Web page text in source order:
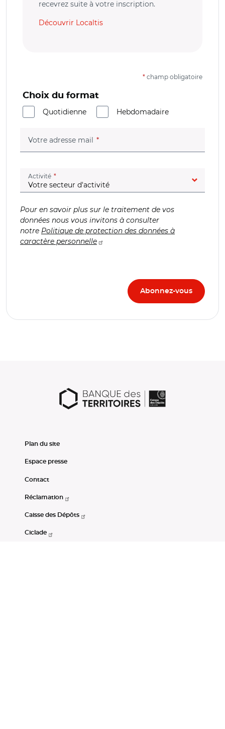
recevrez suite à votre inscription.
Découvrir Localtis
* champ obligatoire
Choix du format
Quotidienne
Hebdomadaire
Votre adresse mail (champ obligatoire)
Activité (champ obligatoire)
Pour en savoir plus sur le traitement de vos
données nous vous invitons à consulter
notre Politique de protection des données à
caractère personnelle
Plan du site
Espace presse
Contact
Réclamation
Caisse des Dépôts
Ciclade